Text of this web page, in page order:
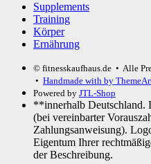
Supplements
Training
Körper
Ernährung
© fitnesskaufhaus.de • Alle
• Handmade with by
Powered by JTL-Shop
**innerhalb Deutschland.
(bei vereinbarter
Zahlungsanweisung).
Eigentum Ihrer
der Beschreibung.